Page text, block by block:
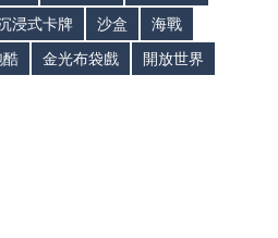
浸式卡牌 沙盒
海戰
酷 金光布袋戲
開放世界